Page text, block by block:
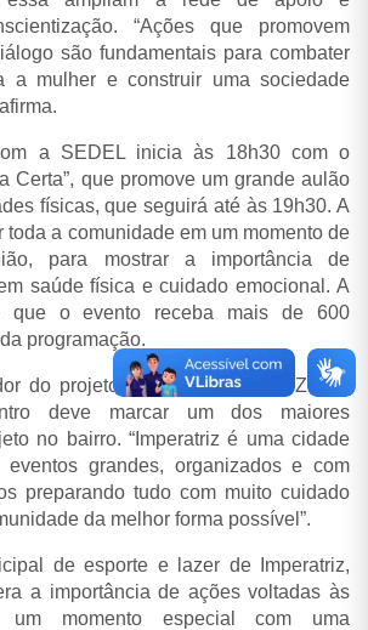
“Ações que promovem
são fundamentais para combater
a mulher e construir uma sociedade
a SEDEL inicia às 18h30 com o
Certa”, que promove um grande aulão
físicas, que seguirá até às 19h30. A
toda a comunidade em um momento de
para mostrar a importância de
saúde física e cuidado emocional. A
que o evento receba mais de 600
programação.
do projeto Na Medida Certa, Zilmar
deve marcar um dos maiores
no bairro. “Imperatriz é uma cidade
grandes, organizados e com
preparando tudo com muito cuidado
da melhor forma possível”.
de esporte e lazer de Imperatriz,
a importância de ações voltadas às
um momento especial com uma